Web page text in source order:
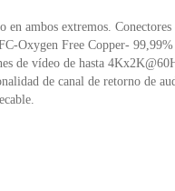
ambos extremos. Conectores
Oxygen Free Copper-
de vídeo de hasta
de canal de retorno de